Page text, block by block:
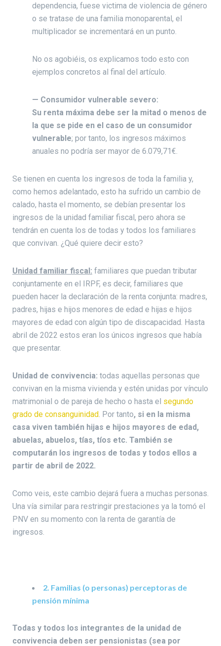
dependencia, fuese victima de violencia de género
o se tratase de una familia monoparental, el
multiplicador se incrementará en un punto.
No os agobiéis, os explicamos todo esto con
ejemplos concretos al final del artículo.
— Consumidor vulnerable severo:
Su renta máxima debe ser la mitad o menos de
la que se pide en el caso de un consumidor
vulnerable; por tanto, los ingresos máximos
anuales no podría ser mayor de 6.079,71€.
Se tienen en cuenta los ingresos de toda la familia y,
como hemos adelantado, esto ha sufrido un cambio de
calado, hasta el momento, se debían presentar los
ingresos de la unidad familiar fiscal, pero ahora se
tendrán en cuenta los de todas y todos los familiares
que convivan. ¿Qué quiere decir esto?
Unidad familiar fiscal: familiares que puedan tributar
conjuntamente en el IRPF, es decir, familiares que
pueden hacer la declaración de la renta conjunta: madres,
padres, hijas e hijos menores de edad e hijas e hijos
mayores de edad con algún tipo de discapacidad. Hasta
abril de 2022 estos eran los únicos ingresos que había
que presentar.
Unidad de convivencia: todas aquellas personas que
convivan en la misma vivienda y estén unidas por vínculo
matrimonial o de pareja de hecho o hasta el segundo
grado de consanguinidad . Por tanto, si en la misma
casa viven también hijas e hijos mayores de edad,
abuelas, abuelos, tías, tíos etc. También se
computarán los ingresos de todas y todos ellos a
partir de abril de 2022.
Como veis, este cambio dejará fuera a muchas personas.
Una vía similar para restringir prestaciones ya la tomó el
PNV en su momento con la renta de garantía de
ingresos.
2. Familias (o personas) perceptoras de
pensión mínima
Todas y todos los integrantes de la unidad de
convivencia deben ser pensionistas (sea por